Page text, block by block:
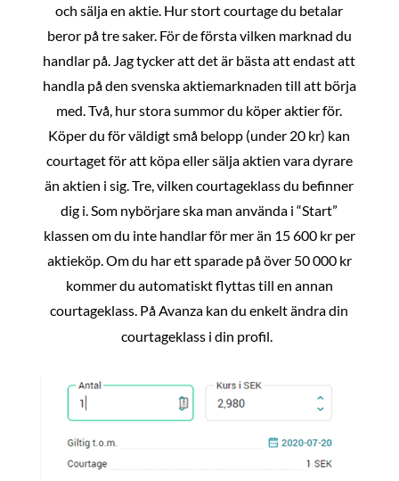
och sälja en aktie. Hur stort courtage du betalar
beror på tre saker. För de första vilken marknad du
handlar på. Jag tycker att det är bästa att endast att
handla på den svenska aktiemarknaden till att börja
med. Två, hur stora summor du köper aktier för.
Köper du för väldigt små belopp (under 20 kr) kan
courtaget för att köpa eller sälja aktien vara dyrare
än aktien i sig. Tre, vilken courtageklass du befinner
dig i. Som nybörjare ska man använda i “Start”
klassen om du inte handlar för mer än 15 600 kr per
aktieköp. Om du har ett sparade på över 50 000 kr
kommer du automatiskt flyttas till en annan
courtageklass. På Avanza kan du enkelt ändra din
courtageklass i din profil.